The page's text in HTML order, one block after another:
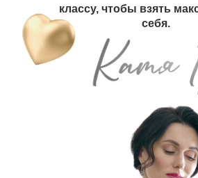
классу, чтобы взять
себя.